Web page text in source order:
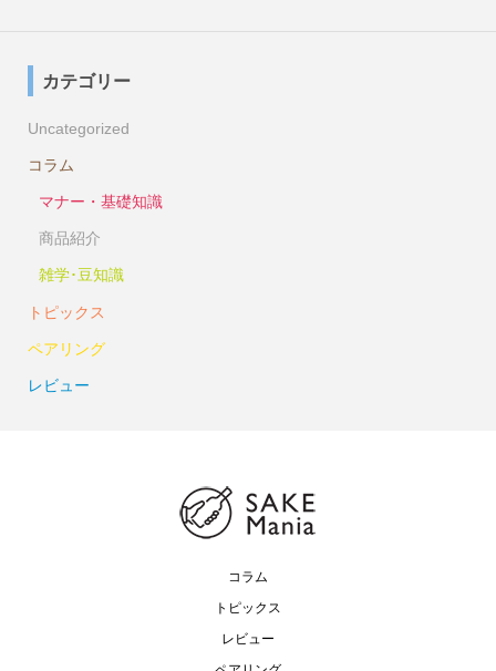
カテゴリー
Uncategorized
コラム
マナー・基礎知識
商品紹介
雑学･豆知識
トピックス
ペアリング
レビュー
コラム
トピックス
レビュー